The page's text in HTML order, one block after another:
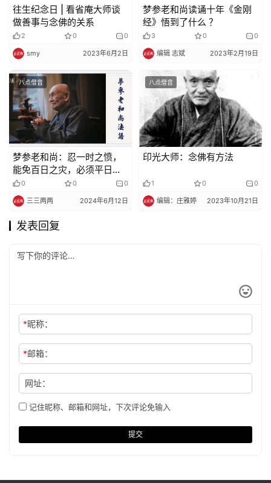
往生纪念日 | 看省庵大师谈
做善事与念佛的关系
2 0 0
smy 2023年6月2日
梦参老和尚读诵十年《金刚
经》悟到了什么 ？
3 0 0
编辑 志斌 2023年2月19日
八点僧音
梦参老和尚：忍一时之愤，
能免百日之灾，必须平日有
观想
0 0 0
三三两两 2024年6月12日
八点僧音
印光大师：念佛有方法
1 0 0
编辑：庄雅婷 2023年10月21日
发表回复
*昵称：
*邮箱：
网址：
记住昵称、邮箱和网址，下次评论免输入
提交